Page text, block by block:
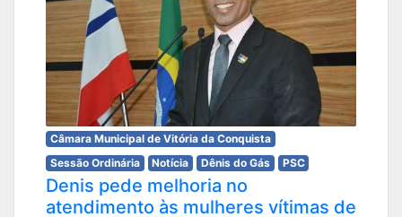
Câmara Municipal de Vitória da Conquista
Sessão Ordinária
Notícia Dênis do Gás PSC
Denis pede melhoria no
atendimento às mulheres vítimas de